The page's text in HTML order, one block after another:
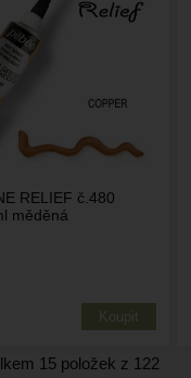
RELIEF č.480
měděná
15položek z 122